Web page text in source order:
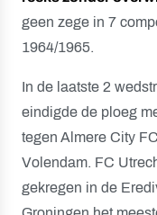
geen zege in 7
1964/1965.
In de laatste 2
eindigde de ploeg
tegen Almere City
Volendam. FC
gekregen in de